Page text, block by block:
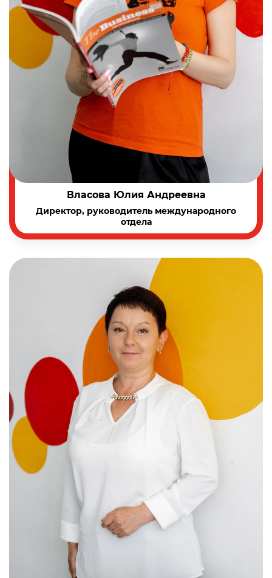
Власова Юлия Андреевна
Директор, руководитель международного
отдела